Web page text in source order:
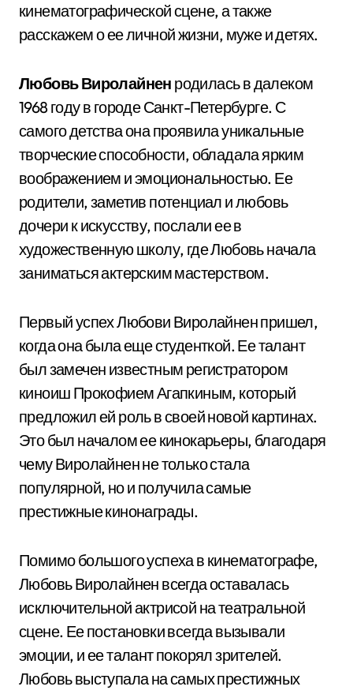
кинематографической сцене, а также
расскажем о ее личной жизни, муже и детях.
Любовь Виролайнен родилась в далеком
1968 году в городе Санкт-Петербурге. С
самого детства она проявила уникальные
творческие способности, обладала ярким
воображением и эмоциональностью. Ее
родители, заметив потенциал и любовь
дочери к искусству, послали ее в
художественную школу, где Любовь начала
заниматься актерским мастерством.
Первый успех Любови Виролайнен пришел,
когда она была еще студенткой. Ее талант
был замечен известным регистратором
киноиш Прокофием Агапкиным, который
предложил ей роль в своей новой картинах.
Это был началом ее кинокарьеры, благодаря
чему Виролайнен не только стала
популярной, но и получила самые
престижные кинонаграды.
Помимо большого успеха в кинематографе,
Любовь Виролайнен всегда оставалась
исключительной актрисой на театральной
сцене. Ее постановки всегда вызывали
эмоции, и ее талант покорял зрителей.
Любовь выступала на самых престижных